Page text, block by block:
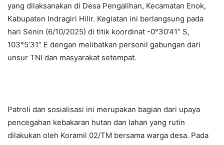
yang dilaksanakan di Desa Pengalihan, Kecamatan Enok,
Kabupaten Indragiri Hilir. Kegiatan ini berlangsung pada
hari Senin (6/10/2025) di titik koordinat -0°30’41” S,
103°5’31” E dengan melibatkan personil gabungan dari
unsur TNI dan masyarakat setempat.
Patroli dan sosialisasi ini merupakan bagian dari upaya
pencegahan kebakaran hutan dan lahan yang rutin
dilakukan oleh Koramil 02/TM bersama warga desa. Pada